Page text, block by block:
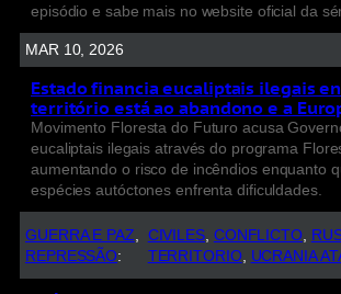
episódio e sabe mais no website oficial da
MAR 10, 2026
Estado financia eucaliptais ilegais
território está ao abandono e a
Movimento Floresta do Futuro acusa
eucaliptais ilegais através do programa
aumentando o risco de incêndios enquanto
espécies autóctones enfrenta dificuldades.
GUERRA E PAZ
REPRESSÃO:
CIVILES CONFLICTO,
TERRITORIO, UCRANIA